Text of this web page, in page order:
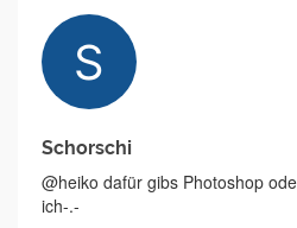
Schorschi
@heiko dafür gibs Photoshop
ich-.-